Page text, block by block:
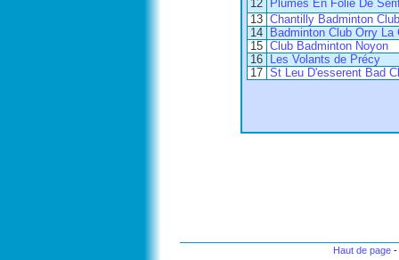
12
Plumes En Folie De
13 Chantilly Badminton Club
14
Badminton Club Orry La
15 Club Badminton Noyon
16
Les Volants de Précy
17 St Leu D'esserent Bad
Haut de page